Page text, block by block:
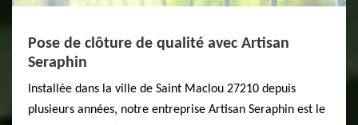
Pose de clôture de qualité avec Artisan
Seraphin
Installée dans la ville de Saint Maclou 27210 depuis
plusieurs années, notre entreprise Artisan Seraphin est le